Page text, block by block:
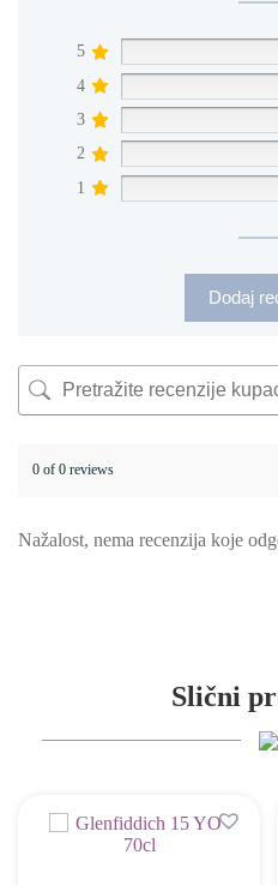
5
4
3
2
1
Dodaj
0 of 0 reviews
Nažalost, nema recenzija koje
Slični